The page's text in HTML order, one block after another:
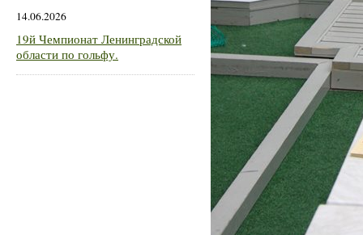
14.06.2026
19й Чемпионат Ленинградской
области по гольфу.